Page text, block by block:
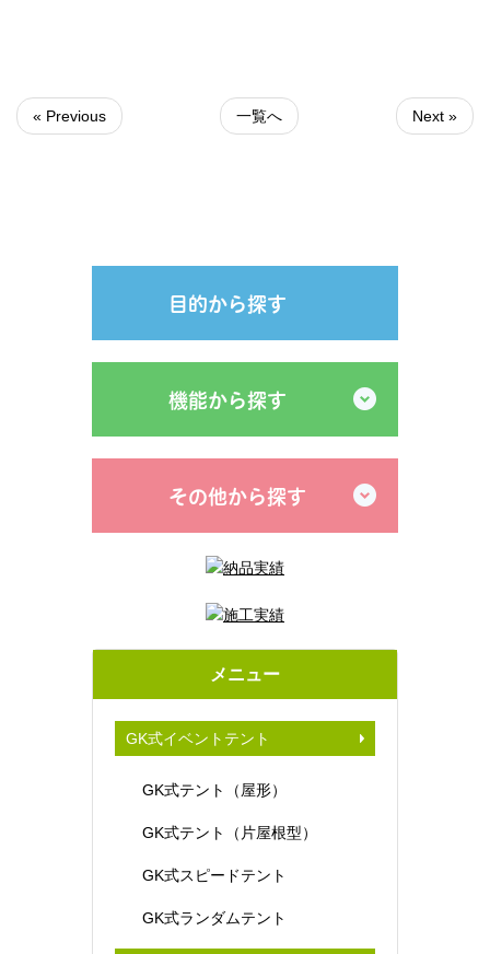
« Previous 一覧へ Next »
目的から探す
機能から探す
その他から探す
メニュー
GK式イベントテント
GK式テント（屋形）
GK式テント（片屋根型）
GK式スピードテント
GK式ランダムテント